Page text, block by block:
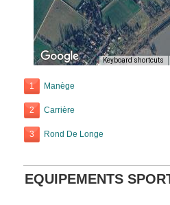
Keyboard shortcuts
1 Manège
2 Carrière
3 Rond De Longe
EQUIPEMENTS